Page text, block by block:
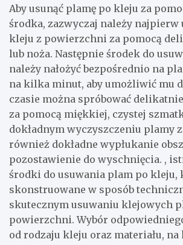
Aby usunąć plamę po kleju za
środka, zazwyczaj należy najpierw
kleju z powierzchni za pomocą
lub noża. Następnie środek do
należy nałożyć bezpośrednio na
na kilka minut, aby umożliwić mu
czasie można spróbować
za pomocą miękkiej, czystej
dokładnym wyczyszczeniu plamy
również dokładne wypłukanie
pozostawienie do wyschnięcia. ,
środki do usuwania plam po kleju,
skonstruowane w sposób
skutecznym usuwaniu klejowych
powierzchni. Wybór
od rodzaju kleju oraz materiału,